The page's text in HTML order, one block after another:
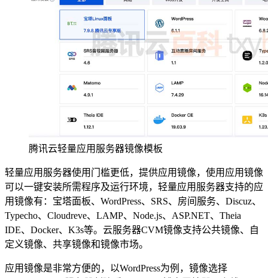
腾讯云轻量应用服务器镜像模板
轻量应用服务器使用门槛更低，提供应用镜像，使用应用镜像
可以一键安装所需程序及运行环境，轻量应用服务器支持的应
用镜像有：宝塔面板、WordPress、SRS、房间服务、Discuz、
Typecho、Cloudreve、LAMP、Node.js、ASP.NET、Theia
IDE、Docker、K3s等。云服务器CVM镜像支持公共镜像、自
定义镜像、共享镜像和镜像市场。
应用镜像是非常方便的，以WordPress为例，镜像选择